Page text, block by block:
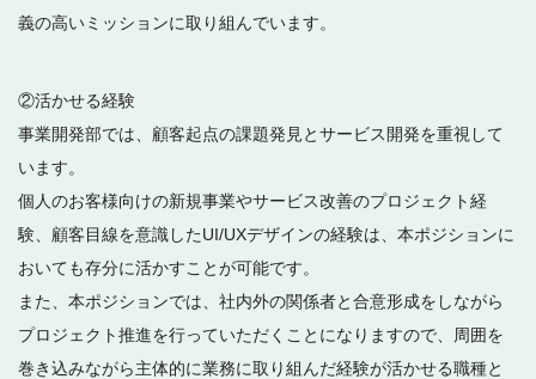
義の高いミッションに取り組んでいます。
②活かせる経験
事業開発部では、顧客起点の課題発見とサービス開発を重視して
います。
個人のお客様向けの新規事業やサービス改善のプロジェクト経
験、顧客目線を意識したUI/UXデザインの経験は、本ポジションに
おいても存分に活かすことが可能です。
また、本ポジションでは、社内外の関係者と合意形成をしながら
プロジェクト推進を行っていただくことになりますので、周囲を
巻き込みながら主体的に業務に取り組んだ経験が活かせる職種と